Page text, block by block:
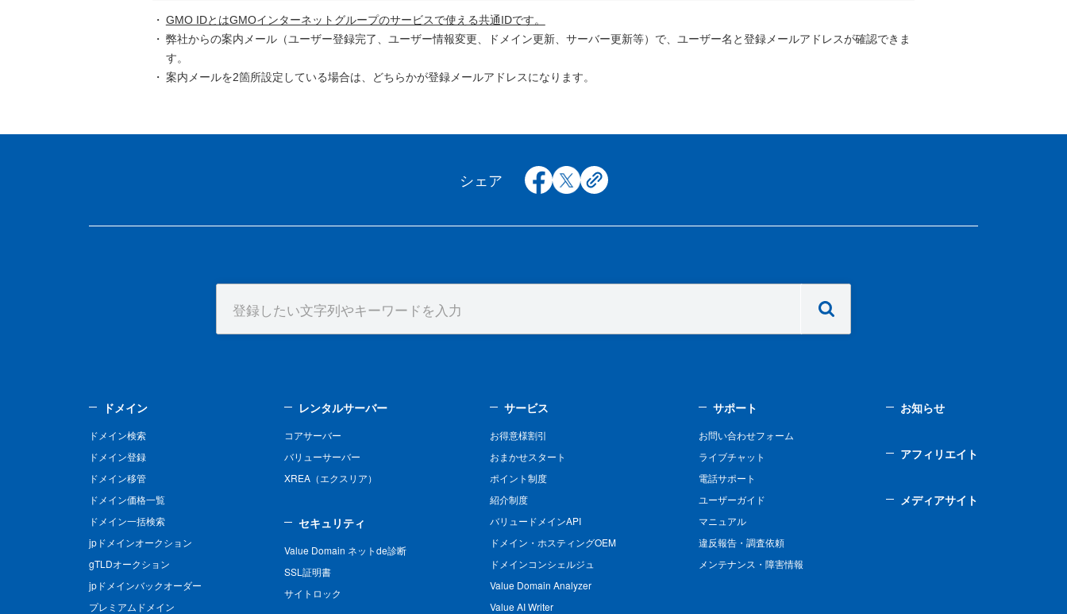
GMO IDとはGMOインターネットグループのサービスで使える共通IDです。
弊社からの案内メール（ユーザー登録完了、ユーザー情報変更、ドメイン更新、サーバー更新等）で、ユーザー名と登録メールアドレスが確認できま
す。
案内メールを2箇所設定している場合は、どちらかが登録メールアドレスになります。
シェア facebook
x copy
ドメイン
ドメイン検索
ドメイン登録
ドメイン移管
ドメイン価格一覧
ドメイン一括検索
jpドメインオークション
gTLDオークション
jpドメインバックオーダー
プレミアムドメイン
レンタルサーバー
コアサーバー
バリューサーバー
XREA（エクスリア）
セキュリティ
Value Domain ネットde診断
SSL証明書
サイトロック
サービス
お得意様割引
おまかせスタート
ポイント制度
紹介制度
バリュードメインAPI
ドメイン・ホスティングOEM
ドメインコンシェルジュ
Value Domain Analyzer
Value AI Writer
サポート
お問い合わせフォーム
ライブチャット
電話サポート
ユーザーガイド
マニュアル
違反報告・調査依頼
メンテナンス・障害情報
お知らせ
アフィリエイト
メディアサイト